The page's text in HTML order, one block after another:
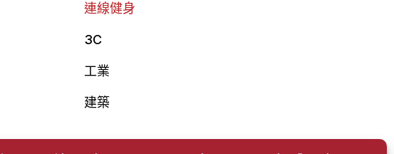
連線健身
3C
工業
建築